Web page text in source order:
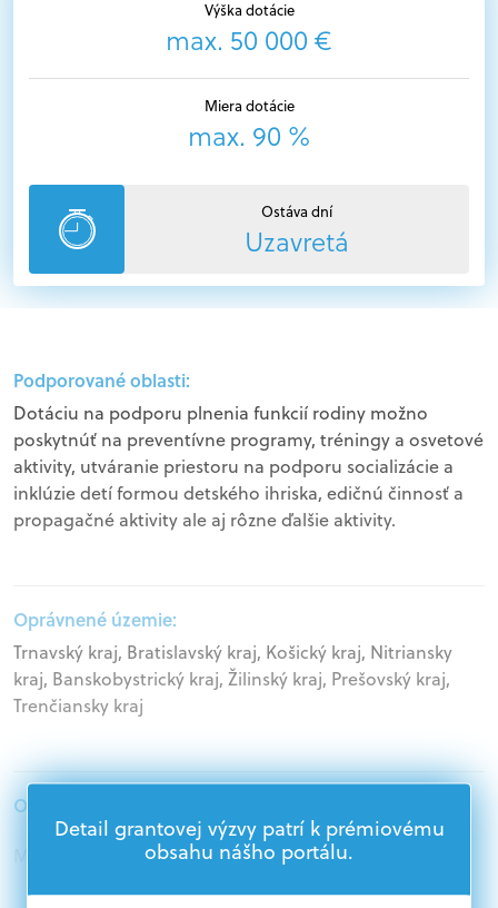
Výška dotácie
max. 50 000 €
Miera dotácie
max. 90 %
Ostáva dní
Uzavretá
Podporované oblasti:
Dotáciu na podporu plnenia funkcií rodiny možno
poskytnúť na preventívne programy, tréningy a osvetové
aktivity, utváranie priestoru na podporu socializácie a
inklúzie detí formou detského ihriska, edičnú činnosť a
propagačné aktivity ale aj rôzne ďalšie aktivity.
Oprávnené územie:
Trnavský kraj, Bratislavský kraj, Košický kraj, Nitriansky
kraj, Banskobystrický kraj, Žilinský kraj, Prešovský kraj,
Trenčiansky kraj
Oprávnení žiadatelia:
Mimovládne organizácie, Samospráva
Detail grantovej výzvy patrí k prémiovému
obsahu nášho portálu.